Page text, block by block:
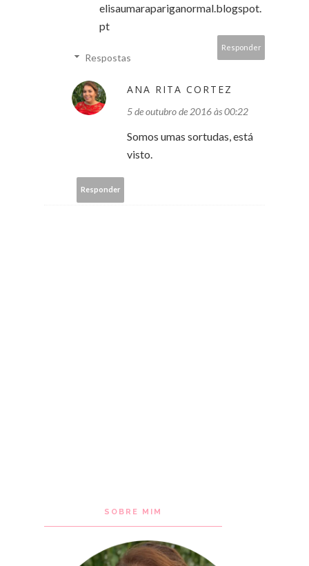
elisaumarapariganormal.blogspot.
pt
Responder
Respostas
ANA RITA CORTEZ
5 de outubro de 2016 às 00:22
Somos umas sortudas, está
visto.
Responder
SOBRE MIM